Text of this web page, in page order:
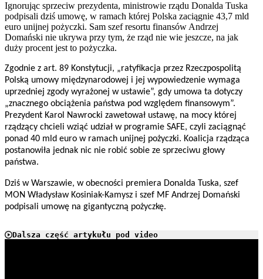
Ignorując sprzeciw prezydenta, ministrowie rządu Donalda Tuska
podpisali dziś umowę, w ramach której Polska zaciągnie 43,7 mld
euro unijnej pożyczki. Sam szef resortu finansów Andrzej
Domański nie ukrywa przy tym, że rząd nie wie jeszcze, na jak
duży procent jest to pożyczka.
Zgodnie z art. 89 Konstytucji, „ratyfikacja przez Rzeczpospolitą
Polską umowy międzynarodowej i jej wypowiedzenie wymaga
uprzedniej zgody wyrażonej w ustawie”, gdy umowa ta dotyczy
„znacznego obciążenia państwa pod względem finansowym”.
Prezydent Karol Nawrocki zawetował ustawę, na mocy której
rządzący chcieli wziąć udział w programie SAFE, czyli zaciągnąć
ponad 40 mld euro w ramach unijnej pożyczki. Koalicja rządząca
postanowiła jednak nic nie robić sobie ze sprzeciwu głowy
państwa.
Dziś w Warszawie, w obecności premiera Donalda Tuska, szef
MON Władysław Kosiniak-Kamysz i szef MF Andrzej Domański
podpisali umowę na gigantyczną pożyczkę.
Dalsza część artykułu pod video